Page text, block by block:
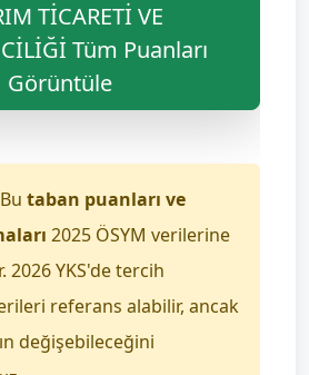
TİCARETİ VE
Tüm Puanları
Görüntüle
Bu taban puanları ve
2025 ÖSYM verilerine
2026 YKS'de tercih
referans alabilir, ancak
değişebileceğini